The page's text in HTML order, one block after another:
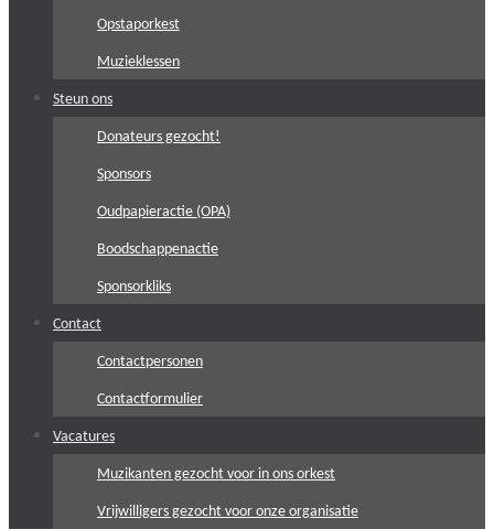
Opstaporkest
Muzieklessen
Steun ons
Donateurs gezocht!
Sponsors
Oudpapieractie (OPA)
Boodschappenactie
Sponsorkliks
Contact
Contactpersonen
Contactformulier
Vacatures
Muzikanten gezocht voor in ons orkest
Vrijwilligers gezocht voor onze organisatie